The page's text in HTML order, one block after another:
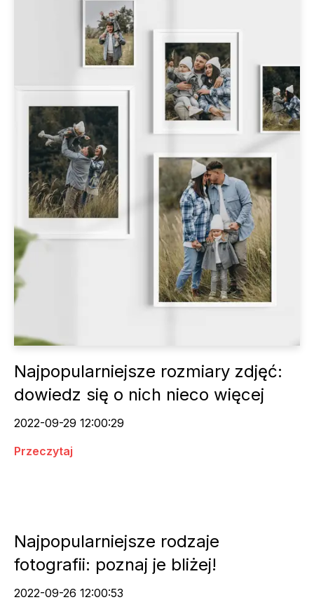
Najpopularniejsze rozmiary zdjęć:
dowiedz się o nich nieco więcej
2022-09-29 12:00:29
Przeczytaj
Najpopularniejsze rodzaje
fotografii: poznaj je bliżej!
2022-09-26 12:00:53